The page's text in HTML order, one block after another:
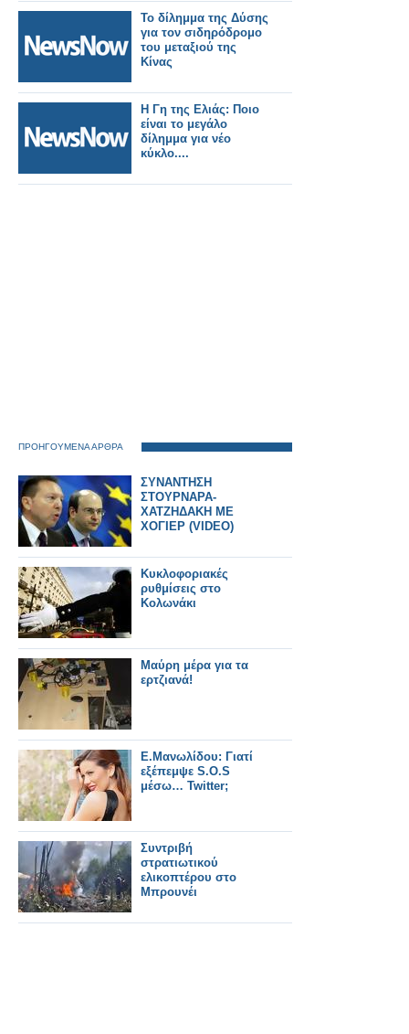
Το δίλημμα της Δύσης
για τον σιδηρόδρομο
του μεταξιού της
Κίνας
Η Γη της Ελιάς: Ποιο
είναι το μεγάλο
δίλημμα για νέο
κύκλο....
ΠΡΟΗΓΟΥΜΕΝΑ ΑΡΘΡΑ
ΣΥΝΑΝΤΗΣΗ
ΣΤΟΥΡΝΑΡΑ-
ΧΑΤΖΗΔΑΚΗ ΜΕ
ΧΟΓΙΕΡ (VIDEO)
Κυκλοφοριακές
ρυθμίσεις στο
Κολωνάκι
Μαύρη μέρα για τα
ερτζιανά!
Ε.Μανωλίδου: Γιατί
εξέπεμψε S.O.S
μέσω… Twitter;
Συντριβή
στρατιωτικού
ελικοπτέρου στο
Μπρουνέι